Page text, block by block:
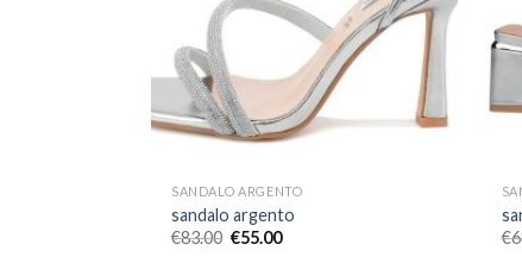
SANDALO ARGENTO
sandalo argento
€83.00 €55.00
€